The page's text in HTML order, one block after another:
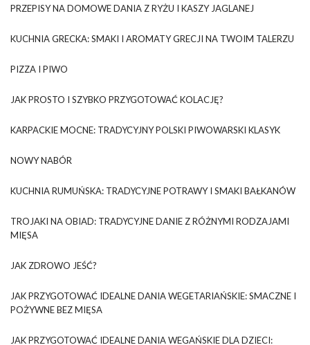
PRZEPISY NA DOMOWE DANIA Z RYŻU I KASZY JAGLANEJ
KUCHNIA GRECKA: SMAKI I AROMATY GRECJI NA TWOIM TALERZU
PIZZA I PIWO
JAK PROSTO I SZYBKO PRZYGOTOWAĆ KOLACJĘ?
KARPACKIE MOCNE: TRADYCYJNY POLSKI PIWOWARSKI KLASYK
NOWY NABÓR
KUCHNIA RUMUŃSKA: TRADYCYJNE POTRAWY I SMAKI BAŁKANÓW
TROJAKI NA OBIAD: TRADYCYJNE DANIE Z RÓŻNYMI RODZAJAMI
MIĘSA
JAK ZDROWO JEŚĆ?
JAK PRZYGOTOWAĆ IDEALNE DANIA WEGETARIAŃSKIE: SMACZNE I
POŻYWNE BEZ MIĘSA
JAK PRZYGOTOWAĆ IDEALNE DANIA WEGAŃSKIE DLA DZIECI: